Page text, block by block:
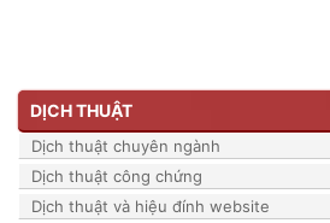
DỊCH THUẬT
Dịch thuật chuyên ngành
Dịch thuật công chứng
Dịch thuật và hiệu đính website